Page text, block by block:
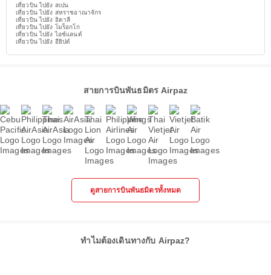
เที่ยวบิน ไปยัง สเปน
เที่ยวบิน ไปยัง สหราชอาณาจักร
เที่ยวบิน ไปยัง อิตาลี
เที่ยวบิน ไปยัง โมร็อกโก
เที่ยวบิน ไปยัง ไอซ์แลนด์
เที่ยวบิน ไปยัง อียิปต์
สายการบินพันธมิตร Airpaz
ดูสายการบินพันธมิตรทั้งหมด
ทำไมต้องเดินทางกับ Airpaz?